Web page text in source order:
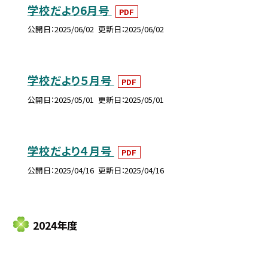
学校だより6月号
PDF
公開日 2025/06/02 更新日 2025/06/02
学校だより５月号
PDF
公開日 2025/05/01 更新日 2025/05/01
学校だより４月号
PDF
公開日 2025/04/16 更新日 2025/04/16
2024年度